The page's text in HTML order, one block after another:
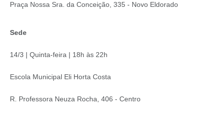
Praça Nossa Sra. da Conceição, 335 - Novo Eldorado
Sede
14/3 | Quinta-feira | 18h às 22h
Escola Municipal Eli Horta Costa
R. Professora Neuza Rocha, 406 - Centro